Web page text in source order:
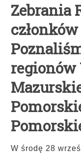
Zebrania
członków
W środę 28